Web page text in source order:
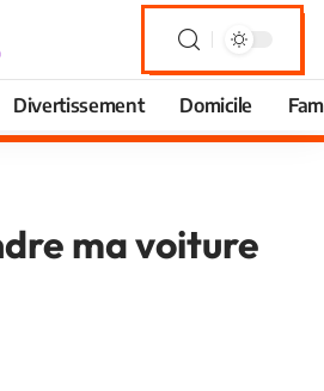
Divertissement Domicile
ma voiture